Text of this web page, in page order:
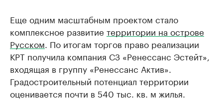
Еще одним масштабным проектом стало
комплексное развитие территории на острове
Русском . По итогам торгов право реализации
КРТ получила компания СЗ «Ренессанс Эстейт»,
входящая в группу «Ренессанс Актив».
Градостроительный потенциал территории
оценивается почти в 540 тыс. кв. м жилья.